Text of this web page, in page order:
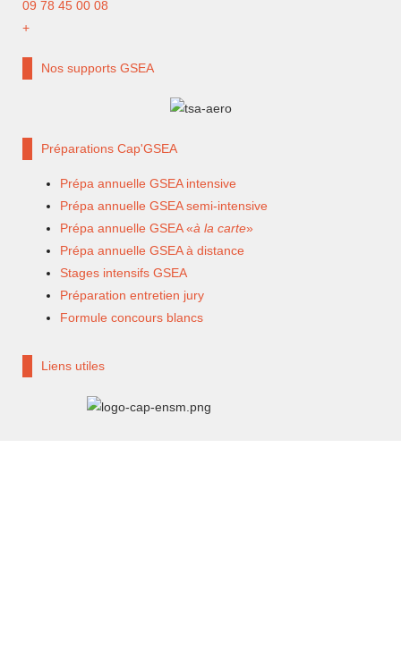
09 78 45 00 08
+
Nos supports GSEA
Préparations Cap'GSEA
Prépa annuelle GSEA intensive
Prépa annuelle GSEA semi-intensive
Prépa annuelle GSEA «à la carte»
Prépa annuelle GSEA à distance
Stages intensifs GSEA
Préparation entretien jury
Formule concours blancs
Liens utiles